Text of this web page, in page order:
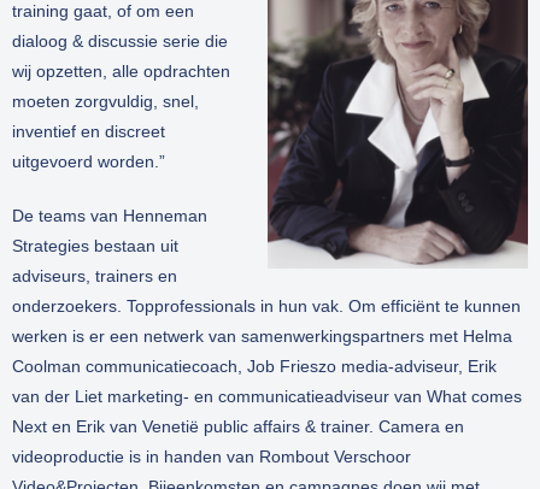
training gaat, of om een
dialoog & discussie serie die
wij opzetten, alle opdrachten
moeten zorgvuldig, snel,
inventief en discreet
uitgevoerd worden.”
De teams van Henneman
Strategies bestaan uit
adviseurs, trainers en
onderzoekers. Topprofessionals in hun vak. Om efficiënt te kunnen
werken is er een netwerk van samenwerkingspartners met Helma
Coolman communicatiecoach, Job Frieszo media-adviseur, Erik
van der Liet marketing- en communicatieadviseur van What comes
Next en Erik van Venetië public affairs & trainer. Camera en
videoproductie is in handen van Rombout Verschoor